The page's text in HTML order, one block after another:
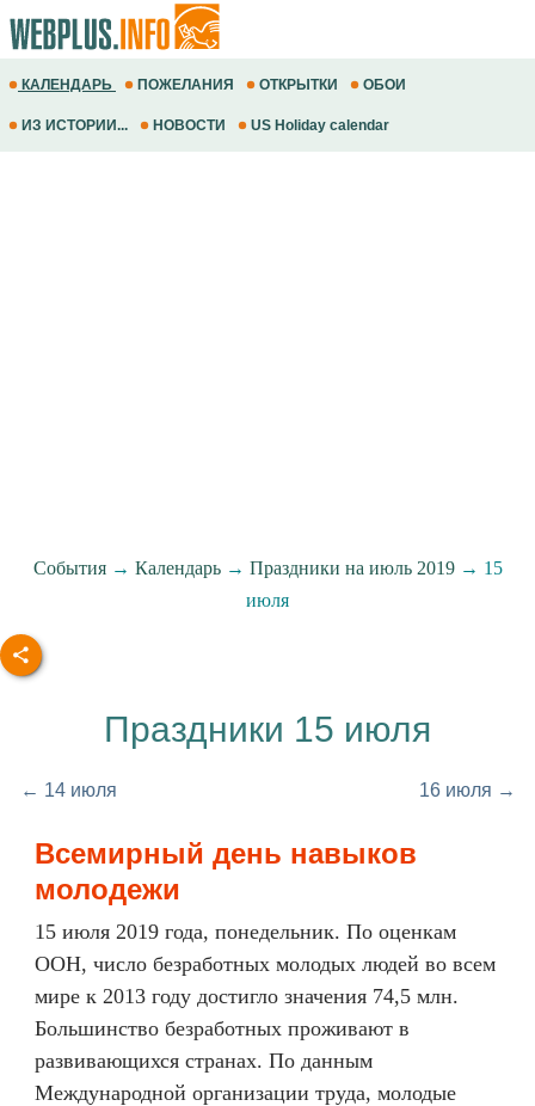
КАЛЕНДАРЬ ПОЖЕЛАНИЯ ОТКРЫТКИ ОБОИ
ИЗ ИСТОРИИ... НОВОСТИ US Holiday calendar
События→ Календарь→ Праздники на июль 2019→ 15
июля
Праздники 15 июля
← 14 июля 16 июля →
Всемирный день навыков
молодежи
15 июля 2019 года, понедельник. По оценкам
ООН, число безработных молодых людей во всем
мире к 2013 году достигло значения 74,5 млн.
Большинство безработных проживают в
развивающихся странах. По данным
Международной организации труда, молодые